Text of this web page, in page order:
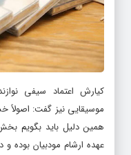
کیارش اعتماد سیفی
موسیقایی نیز گفت: اصولاً
همین دلیل باید بگویم
عهده ارشام مودبیان بوده و